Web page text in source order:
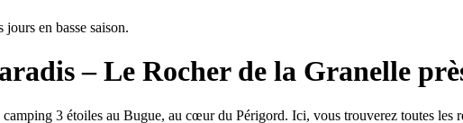
en basse saison.
– Le Rocher de la Granelle
3 étoiles au Bugue, au cœur du Périgord. Ici, vous trouverez toutes les